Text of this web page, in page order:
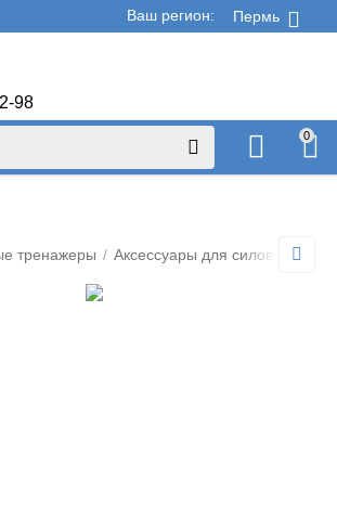
Пермь
Ваш регион:
98
60
0
тренажеры / Аксессуары для силовых рам